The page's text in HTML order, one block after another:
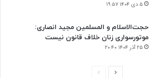
۵ دی ۱۴۰۴ ۱۹:۵۷
حجت‌الاسلام و المسلمین مجید انصاری:
موتورسواری زنان خلاف قانون نیست
۲۵ آذر ۱۴۰۴ ۲۰:۴۰
صفحه
صفحه